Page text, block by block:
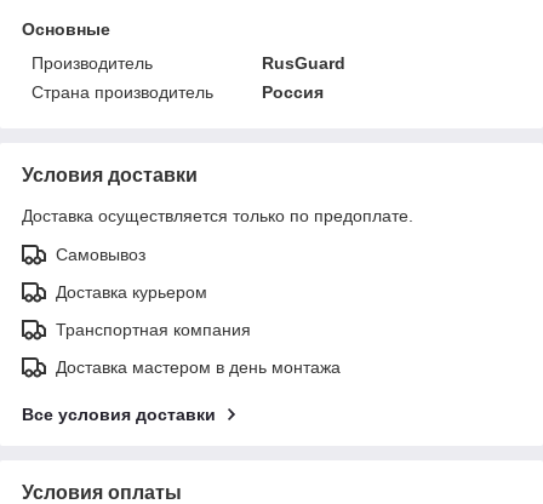
Основные
Производитель
RusGuard
Страна производитель
Россия
Условия доставки
Доставка осуществляется только по предоплате.
Самовывоз
Доставка курьером
Транспортная компания
Доставка мастером в день монтажа
Все условия доставки
Условия оплаты